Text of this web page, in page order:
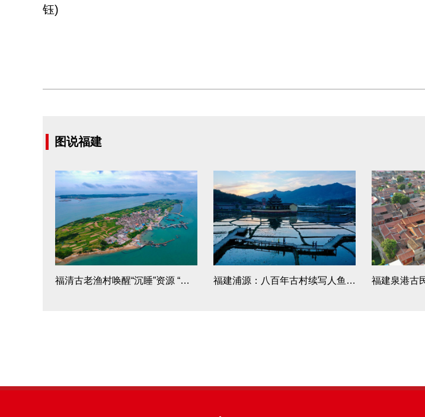
钰)
图说福建
福清古老渔村唤醒“沉睡”资源 “美丽吉岛”乘风破浪 福建浦源：八百年古村续写人鱼佳话